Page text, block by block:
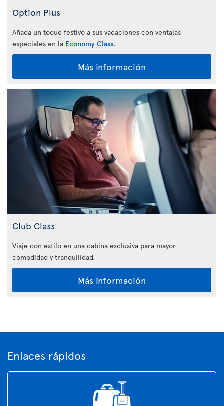
Option Plus
Añada un toque festivo a sus vacaciones con ventajas
especiales en la Economy Class.
Más información
Club Class
Viaje con estilo en una cabina exclusiva para mayor
comodidad y tranquilidad.
Más información
Enlaces rápidos